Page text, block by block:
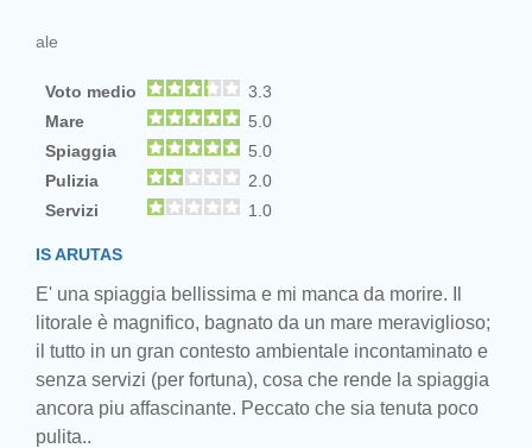
ale
Voto medio
3.3
Mare
5.0
Spiaggia
5.0
Pulizia
2.0
Servizi
1.0
IS ARUTAS
E' una spiaggia bellissima e mi manca da morire. Il
litorale è magnifico, bagnato da un mare meraviglioso;
il tutto in un gran contesto ambientale incontaminato e
senza servizi (per fortuna), cosa che rende la spiaggia
ancora piu affascinante. Peccato che sia tenuta poco
pulita..